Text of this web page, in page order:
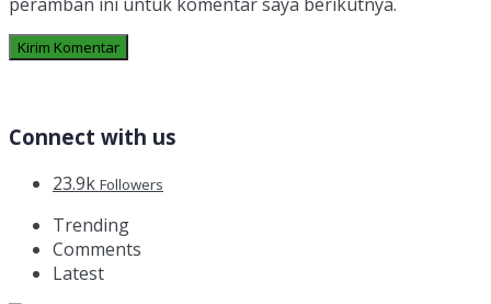
Connect with us
23.9k Followers
Trending
Comments
Latest